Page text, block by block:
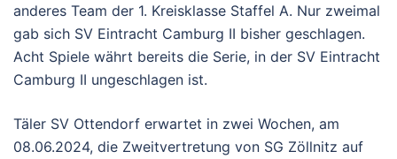
anderes Team der 1. Kreisklasse Staffel A. Nur zweimal
gab sich SV Eintracht Camburg II bisher geschlagen.
Acht Spiele währt bereits die Serie, in der SV Eintracht
Camburg II ungeschlagen ist.
Täler SV Ottendorf erwartet in zwei Wochen, am
08.06.2024, die Zweitvertretung von SG Zöllnitz auf